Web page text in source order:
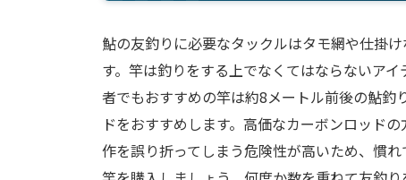
鮎の友釣りに必要なタックルはタモ網や仕掛
す。竿は釣りをする上でなくてはならないア
者でもおすすめの竿は約8メートル前後の鮎釣
ドをおすすめします。高価なカーボンロッド
作を誤り折ってしまう危険性が高いため、慣